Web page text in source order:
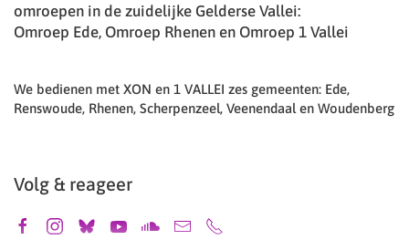
omroepen in de zuidelijke Gelderse Vallei:
Omroep Ede, Omroep Rhenen en Omroep 1 Vallei
We bedienen met XON en 1 VALLEI zes gemeenten: Ede,
Renswoude, Rhenen, Scherpenzeel, Veenendaal en Woudenberg
Volg & reageer